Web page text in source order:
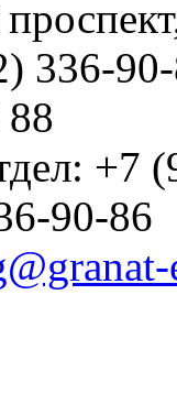
336-
+7
90-86